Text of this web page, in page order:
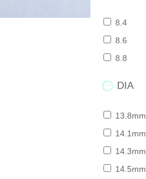
8.4
8.6
8.8
DIA
13.8mm
14.1mm
14.3mm
14.5mm